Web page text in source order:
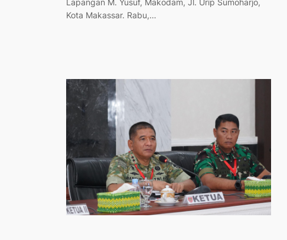
Lapangan M. Yusuf, Makodam, Jl. Urip Sumoharjo,
Kota Makassar. Rabu,…